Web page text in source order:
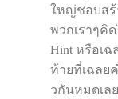
ใหญ่ชอบสร้
พวกเราๆคิ
Hint หรือเฉ
ท้ายที่เฉลย
วกันหมดเล